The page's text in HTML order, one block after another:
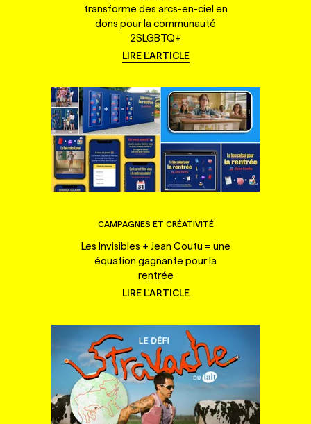
transforme des arcs-en-ciel en
dons pour la communauté
2SLGBTQ+
LIRE L'ARTICLE
CAMPAGNES ET CRÉATIVITÉ
Les Invisibles + Jean Coutu = une
équation gagnante pour la
rentrée
LIRE L'ARTICLE